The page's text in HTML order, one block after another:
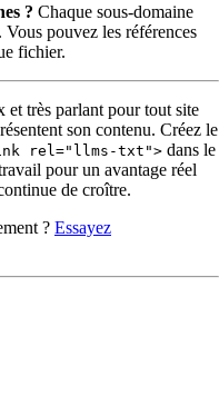
? Chaque sous-domaine
pouvez les références
fichier.
et très parlant pour tout site
son contenu. Créez le
rel="llms-txt"> dans le
pour un avantage réel
de croître.
? Essayez